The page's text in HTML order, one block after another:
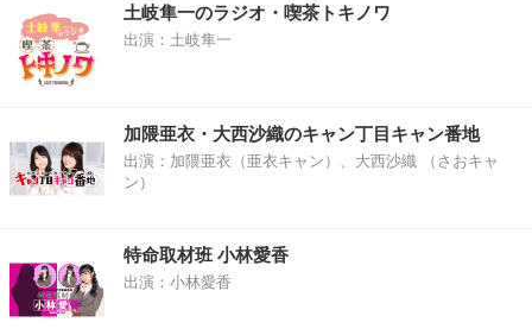
土岐隼一のラジオ・喫茶トキノワ
出演：土岐隼一
加隈亜衣・大西沙織のキャン丁目キャン番地
出演：加隈亜衣（亜衣キャン）、大西沙織 （さおキャ
ン）
特命取材班 小林愛香
出演：小林愛香